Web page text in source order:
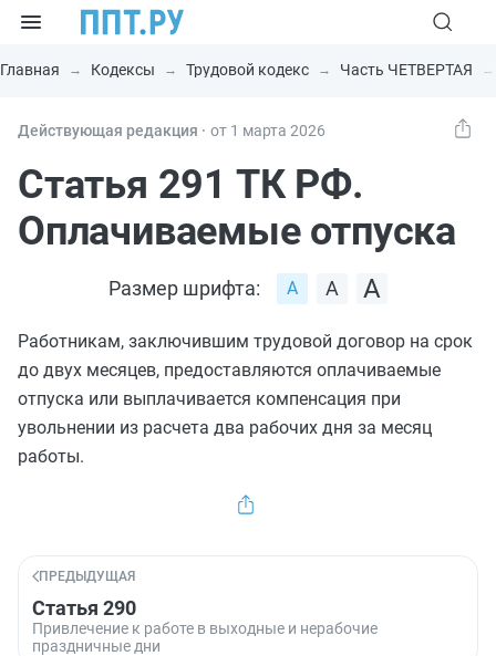
Главная Кодексы Трудовой кодекс Часть ЧЕТВЕРТАЯ
Действующая редакция ⸱ от 1 марта 2026
Статья 291 ТК РФ.
Оплачиваемые отпуска
Размер шрифта:
Работникам, заключившим трудовой договор на срок
до двух месяцев, предоставляются оплачиваемые
отпуска или выплачивается компенсация при
увольнении из расчета два рабочих дня за месяц
работы.
ПРЕДЫДУЩАЯ
Статья 290
Привлечение к работе в выходные и нерабочие
праздничные дни